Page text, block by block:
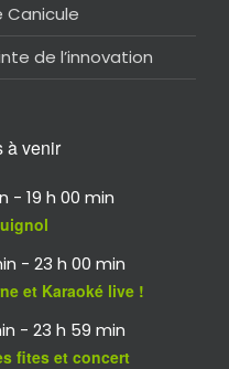
Canicule
de l’innovation
à venir
- 19 h 00 min
- 23 h 00 min
et Karaoké live !
- 23 h 59 min
fites et concert